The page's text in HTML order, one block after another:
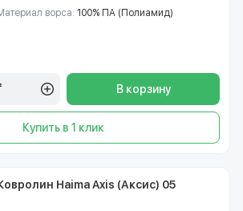
ворса: 100% ПА (Полиамид)
В корзину
Купить в 1 клик
Haima Axis (Аксис) 05